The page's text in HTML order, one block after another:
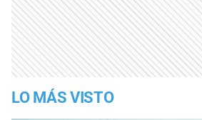
LO MÁS VISTO